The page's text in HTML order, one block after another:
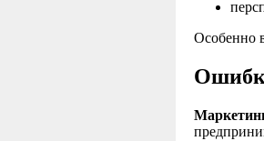
Особенно